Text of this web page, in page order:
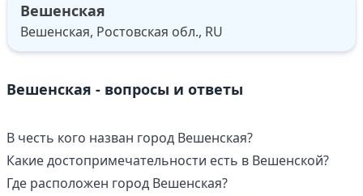
Вешенская
Вешенская, Ростовская обл., RU
Вешенская - вопросы и ответы
В честь кого назван город Вешенская?
Какие достопримечательности есть в Вешенской?
Где расположен город Вешенская?